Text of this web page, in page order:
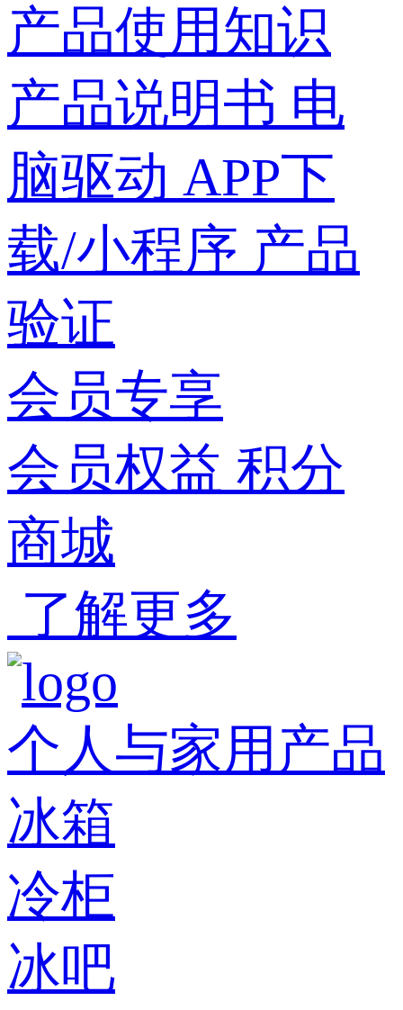
产品使用知识
产品说明书 电
脑驱动 APP下
载/小程序 产品
验证
会员专享
会员权益 积分
商城
了解更多
个人与家用产品
冰箱
冷柜
冰吧